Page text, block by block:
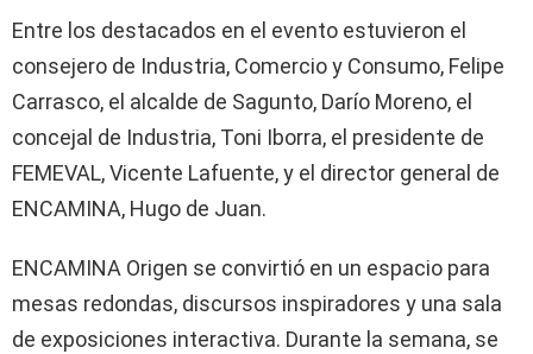
Entre los destacados en el evento estuvieron el
consejero de Industria, Comercio y Consumo, Felipe
Carrasco, el alcalde de Sagunto, Darío Moreno, el
concejal de Industria, Toni Iborra, el presidente de
FEMEVAL, Vicente Lafuente, y el director general de
ENCAMINA, Hugo de Juan.
ENCAMINA Origen se convirtió en un espacio para
mesas redondas, discursos inspiradores y una sala
de exposiciones interactiva. Durante la semana, se